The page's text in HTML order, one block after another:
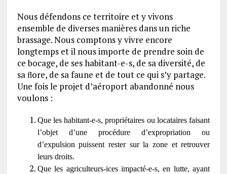
Nous défendons ce territoire et y vivons
ensemble de diverses manières dans un riche
brassage. Nous comptons y vivre encore
longtemps et il nous importe de prendre soin de
ce bocage, de ses habitant-e-s, de sa diversité, de
sa ﬂore, de sa faune et de tout ce qui s’y partage.
Une fois le projet d’aéroport abandonné nous
voulons :
Que les habitant-e-s, propriétaires ou locataires faisant
l’objet d’une procédure d’expropriation ou
d’expulsion puissent rester sur la zone et retrouver
leurs droits.
Que les agriculteurs-ices impacté-e-s, en lutte, ayant